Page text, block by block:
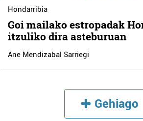
Hondarribia
Goi mailako estropadak
itzuliko dira asteburuan
Ane Mendizabal Sarriegi
Gehiago